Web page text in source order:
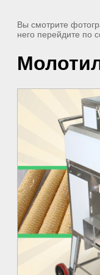
Вы смотрите
него перейдите по